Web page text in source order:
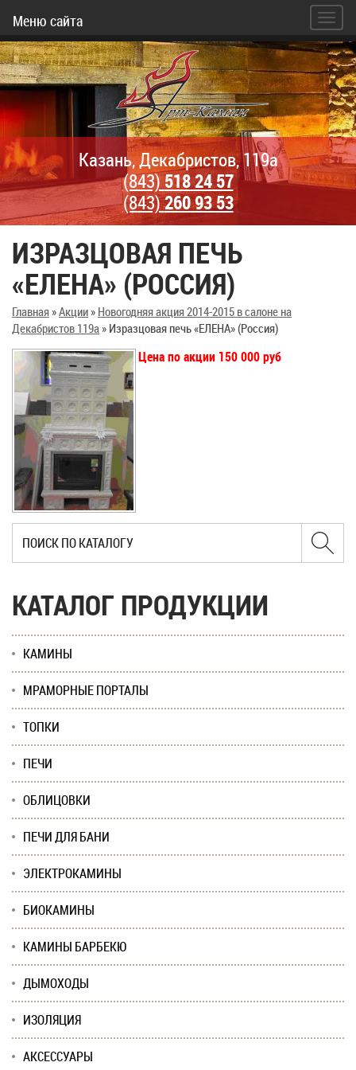
Меню сайта
Казань, Декабристов, 119а
(843)518 24 57
(843)260 93 53
ИЗРАЗЦОВАЯ ПЕЧЬ
«ЕЛЕНА» (РОССИЯ)
Главная»Акции» Новогодняя акция 2014-2015 в салоне на
Декабристов 119а» Изразцовая печь «ЕЛЕНА» (Россия)
Цена по акции 150 000 руб
КАТАЛОГ ПРОДУКЦИИ
КАМИНЫ
МРАМОРНЫЕ ПОРТАЛЫ
ТОПКИ
ПЕЧИ
ОБЛИЦОВКИ
ПЕЧИ ДЛЯ БАНИ
ЭЛЕКТРОКАМИНЫ
БИОКАМИНЫ
КАМИНЫ БАРБЕКЮ
ДЫМОХОДЫ
ИЗОЛЯЦИЯ
АКСЕССУАРЫ